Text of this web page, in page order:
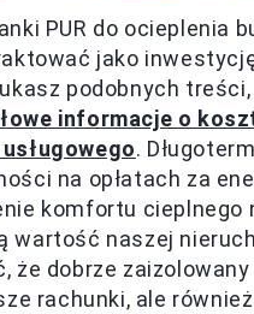
PUR do ocieplenia
jako
podobnych
informacje o
.
na opłatach za
komfortu cieplnego
wartość naszej
że dobrze
rachunki, ale